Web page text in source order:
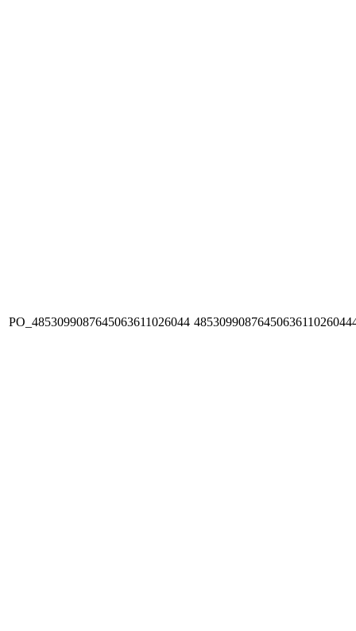
PO_4853099087645063611026044